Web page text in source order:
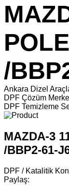
/
Ankara Dizel
DPF Çözüm
DPF Temizleme
MAZDA-3
/BBP2-61-
DPF / Katalitik
Paylaş: